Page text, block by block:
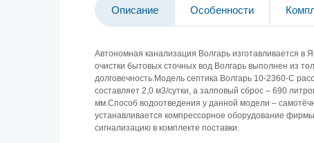
Описание Особенности
Автономная канализация Волгарь изготавливается в
очистки бытовых сточных вод Волгарь выполнен из
долговечность.Модель септика Волгарь 10-2360-С
составляет 2,0 м3/сутки, а залповый сброс – 690
мм.Способ водоотведения у данной модели –
устанавливается компрессорное оборудование
сигнализацию в комплекте поставки.